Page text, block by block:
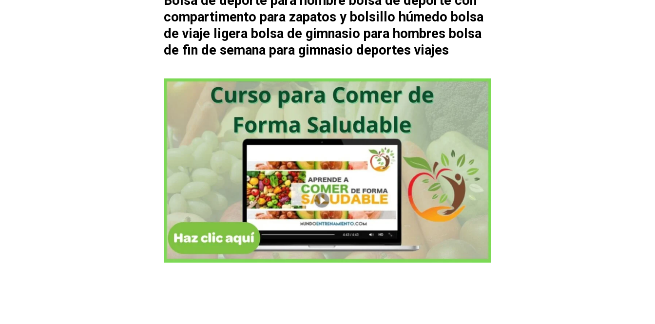
compartimento para zapatos y bolsillo húmedo bolsa
de viaje ligera bolsa de gimnasio para hombres bolsa
de fin de semana para gimnasio deportes viajes